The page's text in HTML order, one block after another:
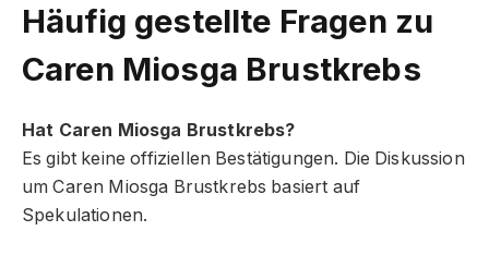
Häufig gestellte Fragen zu
Caren Miosga Brustkrebs
Hat Caren Miosga Brustkrebs?
Es gibt keine offiziellen Bestätigungen. Die Diskussion
um Caren Miosga Brustkrebs basiert auf
Spekulationen.